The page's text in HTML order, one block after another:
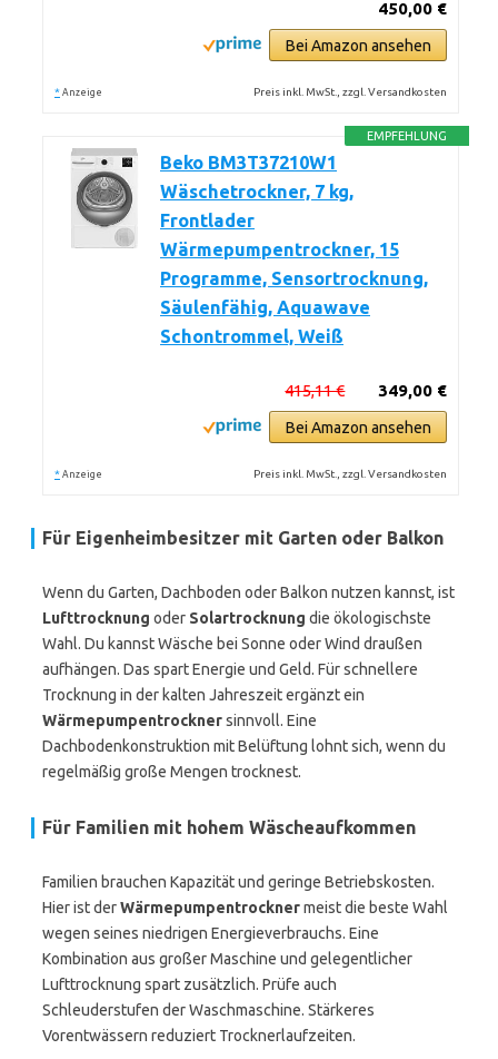
450,00 €
Bei Amazon ansehen
* Anzeige Preis inkl. MwSt., zzgl. Versandkosten
EMPFEHLUNG
Beko BM3T37210W1
Wäschetrockner, 7 kg,
Frontlader
Wärmepumpentrockner, 15
Programme, Sensortrocknung,
Säulenfähig, Aquawave
Schontrommel, Weiß
349,00 €
415,11 €
Bei Amazon ansehen
* Anzeige Preis inkl. MwSt., zzgl. Versandkosten
Für Eigenheimbesitzer mit Garten oder Balkon
Wenn du Garten, Dachboden oder Balkon nutzen kannst, ist
Lufttrocknung oder Solartrocknung die ökologischste
Wahl. Du kannst Wäsche bei Sonne oder Wind draußen
aufhängen. Das spart Energie und Geld. Für schnellere
Trocknung in der kalten Jahreszeit ergänzt ein
Wärmepumpentrocknersinnvoll. Eine
Dachbodenkonstruktion mit Belüftung lohnt sich, wenn du
regelmäßig große Mengen trocknest.
Für Familien mit hohem Wäscheaufkommen
Familien brauchen Kapazität und geringe Betriebskosten.
Hier ist derWärmepumpentrocknermeist die beste Wahl
wegen seines niedrigen Energieverbrauchs. Eine
Kombination aus großer Maschine und gelegentlicher
Lufttrocknung spart zusätzlich. Prüfe auch
Schleuderstufen der Waschmaschine. Stärkeres
Vorentwässern reduziert Trocknerlaufzeiten.